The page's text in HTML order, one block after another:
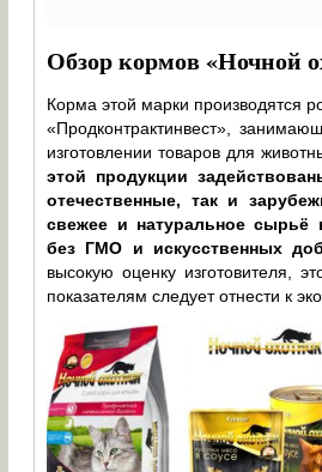
Обзор кормов «Ночной
Корма этой марки производятся
«Продконтрактинвест»,
изготовлении товаров для
этой продукции
отечественные, так и
свежее и натуральное сырьё
без ГМО и искусственных
высокую оценку изготовителя,
показателям следует отнести к